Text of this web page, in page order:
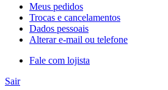
Meus pedidos
Trocas e cancelamentos
Dados pessoais
Alterar e-mail ou telefone
Fale com lojista
Sair